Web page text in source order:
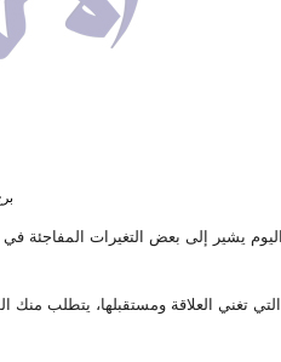
يشير إلى بعض التغيرات المفاجئة
تغني العلاقة ومستقبلها، يتطلب منك